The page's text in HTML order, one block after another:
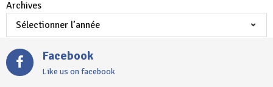
Archives
Facebook
Like us on facebook